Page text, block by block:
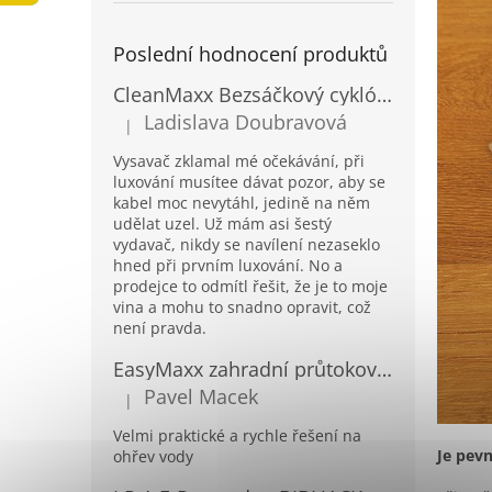
Poslední hodnocení produktů
CleanMaxx Bezsáčkový cyklónový podlahový vysavač BCV-19133
Hodnocení produktu je 2 z 5 hvězdiček.
| Ladislava Doubravová
Vysavač zklamal mé očekávání, při
luxování musítee dávat pozor, aby se
kabel moc nevytáhl, jedině na něm
udělat uzel. Už mám asi šestý
vydavač, nikdy se navílení nezaseklo
hned při prvním luxování. No a
prodejce to odmítl řešit, že je to moje
vina a mohu to snadno opravit, což
není pravda.
EasyMaxx zahradní průtokový ohřívač vody 04900
Hodnocení produktu je 5 z 5 hvězdiček.
| Pavel Macek
Velmi praktické a rychle řešení na
ohřev vody
Je